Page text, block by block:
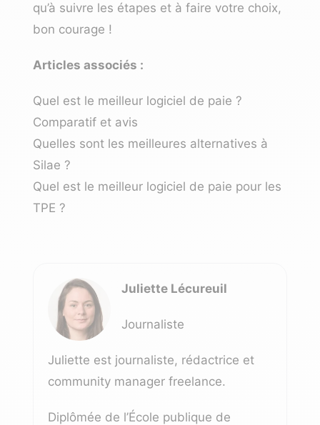
qu’à suivre les étapes et à faire votre choix,
bon courage !
Articles associés :
Quel est le meilleur logiciel de paie ?
Comparatif et avis
Quelles sont les meilleures alternatives à
Silae ?
Quel est le meilleur logiciel de paie pour les
TPE ?
Juliette Lécureuil
Journaliste
Juliette est journaliste, rédactrice et
community manager freelance.
Diplômée de l’École publique de